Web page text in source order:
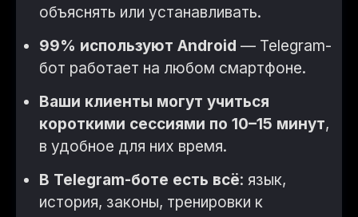
объяснять или устанавливать.
99% используют Android — Telegram-
бот работает на любом смартфоне.
Ваши клиенты могут учиться
короткими сессиями по 10–15 минут,
в удобное для них время.
В Telegram-боте есть всё: язык,
история, законы, тренировки к